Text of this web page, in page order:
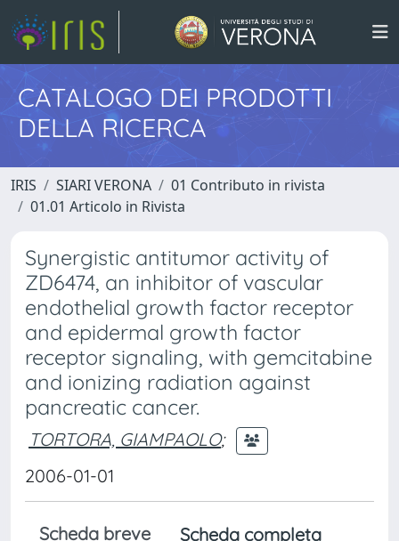
CATALOGO DEI PRODOTTI
DELLA RICERCA
IRIS SIARI VERONA
01 Contributo in rivista
01.01 Articolo in Rivista
Synergistic antitumor activity of
ZD6474, an inhibitor of vascular
endothelial growth factor receptor
and epidermal growth factor
receptor signaling, with gemcitabine
and ionizing radiation against
pancreatic cancer.
TORTORA, GIAMPAOLO;
2006-01-01
Scheda breve
Scheda completa